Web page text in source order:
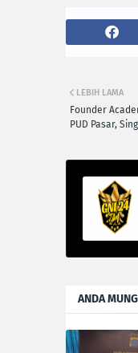
LEBIH LAMA
Founder
PUD Pasar,
ANDA